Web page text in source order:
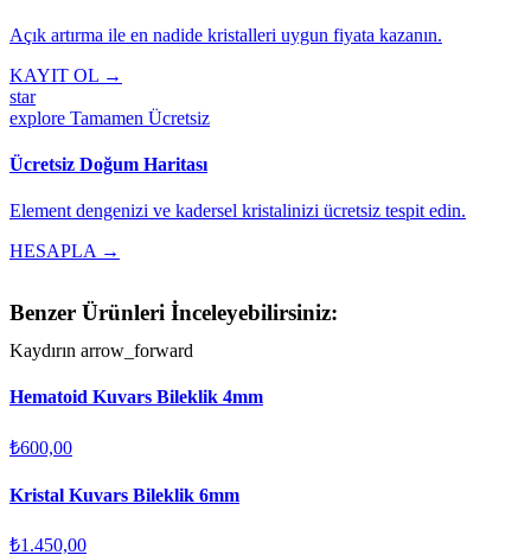
Açık artırma ile en nadide kristalleri uygun fiyata kazanın.
KAYIT OL →
star
explore Tamamen Ücretsiz
Ücretsiz Doğum Haritası
Element dengenizi ve kadersel kristalinizi ücretsiz tespit edin.
HESAPLA →
Benzer Ürünleri İnceleyebilirsiniz:
Kaydırın arrow_forward
Hematoid Kuvars Bileklik 4mm
₺600,00
Kristal Kuvars Bileklik 6mm
₺1.450,00